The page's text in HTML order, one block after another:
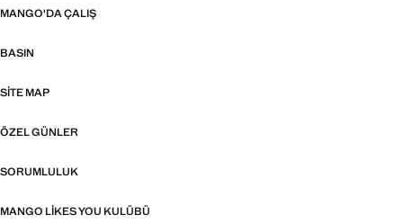
MANGO'DA ÇALIŞ
BASIN
SITE MAP
ÖZEL GÜNLER
SORUMLULUK
MANGO LIKES YOU KULÜBÜ